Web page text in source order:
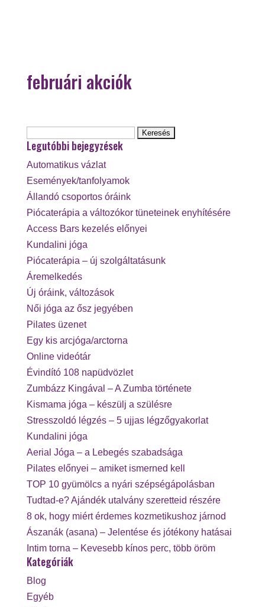
februári akciók
Legutóbbi bejegyzések
Automatikus vázlat
Események/tanfolyamok
Állandó csoportos óráink
Piócaterápia a változókor tüneteinek enyhítésére
Access Bars kezelés előnyei
Kundalini jóga
Piócaterápia – új szolgáltatásunk
Áremelkedés
Új óráink, változások
Női jóga az ősz jegyében
Pilates üzenet
Egy kis arcjóga/arctorna
Online videótár
Évindító 108 napüdvözlet
Zumbázz Kingával – A Zumba története
Kismama jóga – készülj a szülésre
Stresszoldó légzés – 5 ujjas légzőgyakorlat
Kundalini jóga
Aerial Jóga – a Lebegés szabadsága
Pilates előnyei – amiket ismerned kell
TOP 10 gyümölcs a nyári szépségápolásban
Tudtad-e? Ajándék utalvány szeretteid részére
8 ok, hogy miért érdemes kozmetikushoz járnod
Ászanák (asana) – Jelentése és jótékony hatásai
Intim torna – Kevesebb kínos perc, több öröm
Kategóriák
Blog
Egyéb